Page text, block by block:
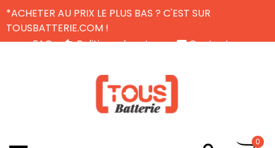
*ACHETER AU PRIX LE PLUS BAS ? C'EST SUR
TOUSBATTERIE.COM !
FAQ
Politique de retour
Contactez-nous
0